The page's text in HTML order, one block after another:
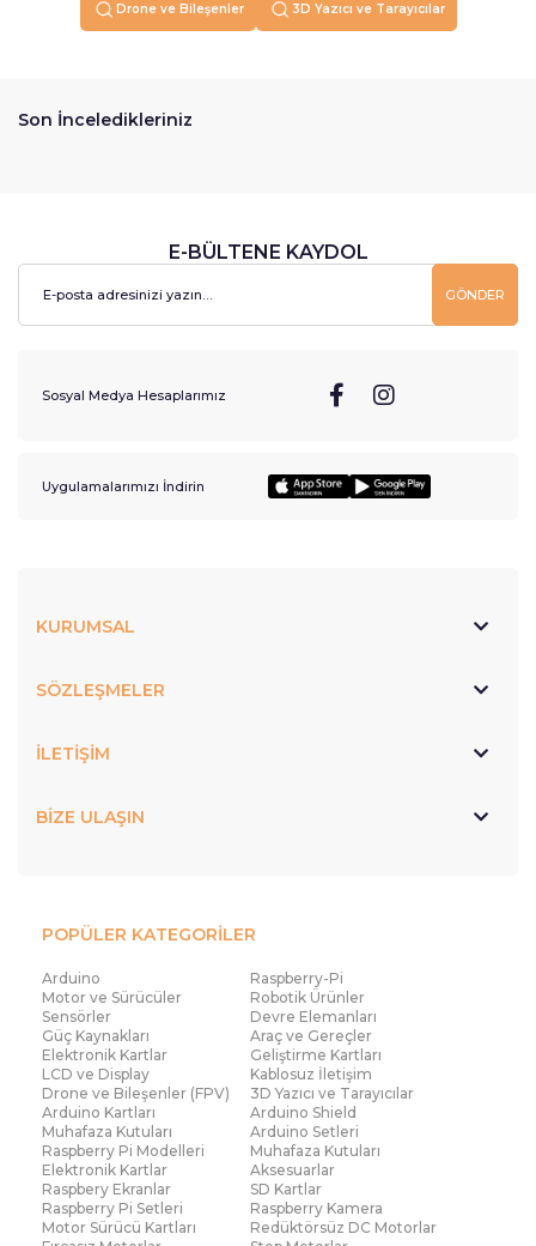
Drone ve Bileşenler 3D Yazıcı ve Tarayıcılar
Son İnceledikleriniz
E-BÜLTENE KAYDOL
GÖNDER
Sosyal Medya Hesaplarımız
Uygulamalarımızı İndirin
KURUMSAL
SÖZLEŞMELER
İLETİŞİM
BİZE ULAŞIN
POPÜLER KATEGORİLER
Arduino
Raspberry-Pi
Motor ve Sürücüler
Robotik Ürünler
Sensörler
Devre Elemanları
Güç Kaynakları
Araç ve Gereçler
Elektronik Kartlar
Geliştirme Kartları
LCD ve Display
Kablosuz İletişim
Drone ve Bileşenler (FPV)
3D Yazıcı ve Tarayıcılar
Arduino Kartları
Arduino Shield
Muhafaza Kutuları
Arduino Setleri
Raspberry Pi Modelleri
Muhafaza Kutuları
Elektronik Kartlar
Aksesuarlar
Raspbery Ekranlar
SD Kartlar
Raspberry Pi Setleri
Raspberry Kamera
Motor Sürücü Kartları
Redüktörsüz DC Motorlar